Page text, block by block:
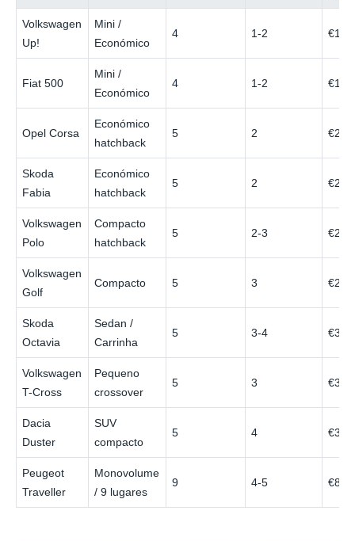
Volkswagen
Up!
Mini /
Económico
4 1-2 €18
Fiat 500
Mini /
Económico
4 1-2 €18
Opel Corsa
Económico
hatchback
5 2 €20
Skoda
Fabia
Económico
hatchback
5 2 €21
Volkswagen
Polo
Compacto
hatchback
5 2-3 €22
Volkswagen
Golf
Compacto 5 3 €26
Skoda
Octavia
Sedan /
Carrinha
5 3-4 €30
Volkswagen
T-Cross
Pequeno
crossover
5 3 €34
Dacia
Duster
SUV
compacto
5 4 €38
Peugeot
Traveller
Monovolume
/ 9 lugares
9 4-5 €82